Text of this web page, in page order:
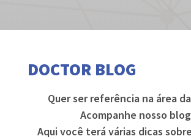
DOCTOR BLOG
Quer ser referência na área
Acompanhe nosso
Aqui você terá várias dicas